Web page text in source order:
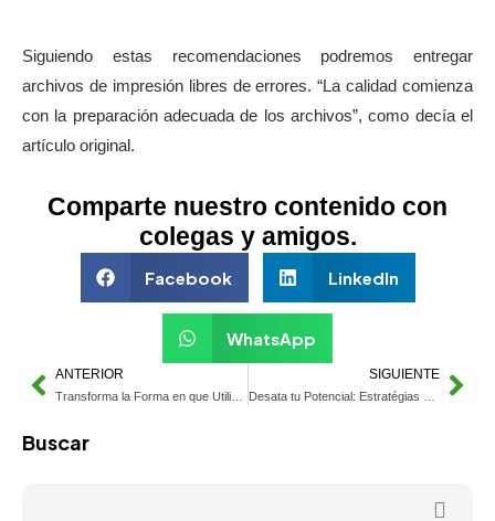
Siguiendo estas recomendaciones podremos entregar
archivos de impresión libres de errores. “La calidad comienza
con la preparación adecuada de los archivos”, como decía el
artículo original.
Comparte nuestro contenido con
colegas y amigos.
Facebook LinkedIn
WhatsApp
ANTERIOR
Transforma la Forma en que Utilizas Folletos Impresos en Mérida
SIGUIENTE
Desata tu Potencial: Estratégias de Marketing sobre la Marcha
Buscar